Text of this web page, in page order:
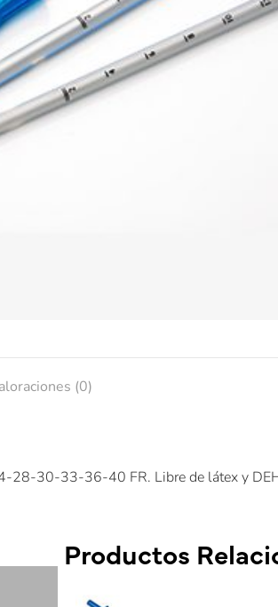
(0)
30-33-36-40 FR. Libre de látex y
Productos